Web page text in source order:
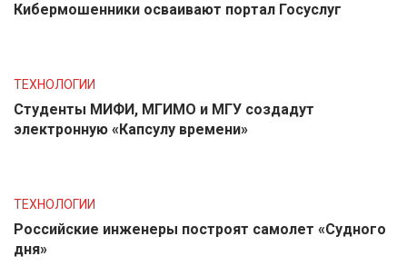
Кибермошенники осваивают портал Госуслуг
ТЕХНОЛОГИИ
Студенты МИФИ, МГИМО и МГУ создадут
электронную «Капсулу времени»
ТЕХНОЛОГИИ
Российские инженеры построят самолет «Судного
дня»